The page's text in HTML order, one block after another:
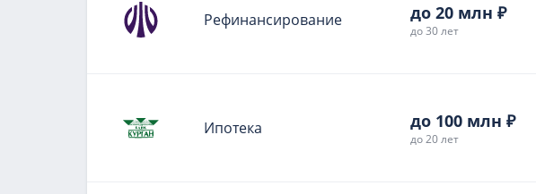
Рефинансирование до 20 млн ₽
до 30 лет
Ипотека до 100 млн ₽
до 20 лет